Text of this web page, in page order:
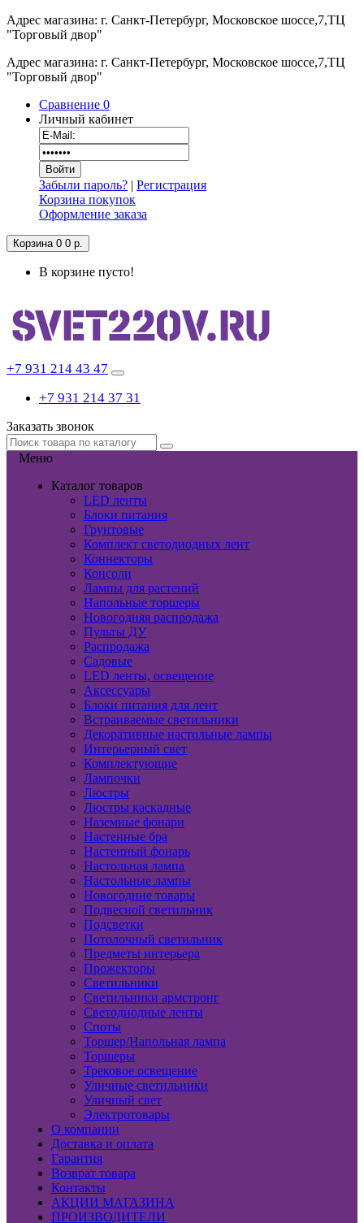
Адрес магазина: г. Санкт-Петербург, Московское шоссе,7,ТЦ
"Торговый двор"
Адрес магазина: г. Санкт-Петербург, Московское шоссе,7,ТЦ
"Торговый двор"
Сравнение 0
Личный кабинет
Забыли пароль? | Регистрация
Корзина покупок
Оформление заказа
Корзина 0 0 р.
В корзине пусто!
+7 931 214 43 47
+7 931 214 37 31
Заказать звонок
Меню
Каталог товаров
LED ленты
Блоки питания
Грунтовые
Комплект светодиодных лент
Коннекторы
Консоли
Лампы для растений
Напольные торшеры
Новогодняя распродажа
Пульты ДУ
Распродажа
Садовые
LED ленты, освещение
Аксессуары
Блоки питания для лент
Встраиваемые светильники
Декоративные настольные лампы
Интерьерный свет
Комплектующие
Лампочки
Люстры
Люстры каскадные
Наземные фонари
Настенные бра
Настенный фонарь
Настольная лампа
Настольные лампы
Новогодние товары
Подвесной светильник
Подсветки
Потолочный светильник
Предметы интерьера
Прожекторы
Светильники
Светильники армстронг
Светодиодные ленты
Споты
Торшер/Напольная лампа
Торшеры
Трековое освещение
Уличные светильники
Уличный свет
Электротовары
О компании
Доставка и оплата
Гарантия
Возврат товара
Контакты
АКЦИИ МАГАЗИНА
ПРОИЗВОДИТЕЛИ